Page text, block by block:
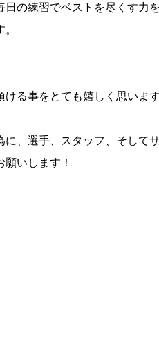
の練習でベストを尽くす力
る事をとても嬉しく思いま
、選手、スタッフ、そして
いします！